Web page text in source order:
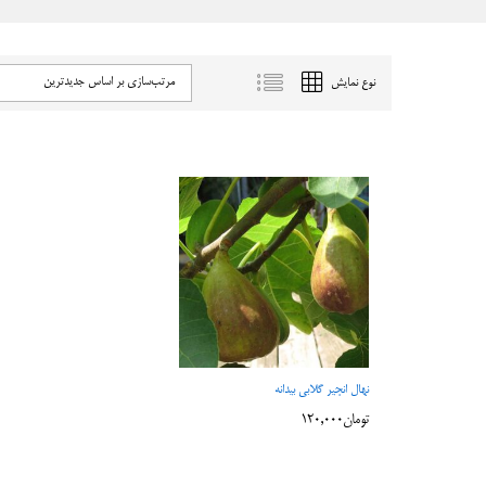
نوع نمایش مرتب‌سازی بر اساس جدیدترین
نهال انجیر گلابی بیدانه
تومان120,000تومان120,000